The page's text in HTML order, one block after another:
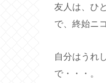
友人は、ひ
で、終始ニ
自分はうれ
で・・・。